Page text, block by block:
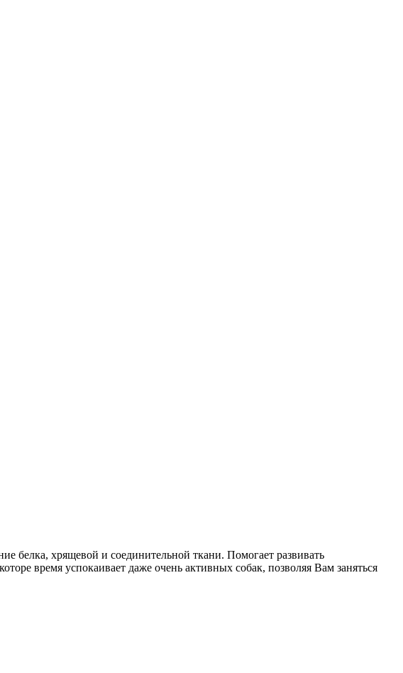
хрящевой и соединительной ткани. Помогает развивать
время успокаивает даже очень активных собак, позволяя Вам заняться